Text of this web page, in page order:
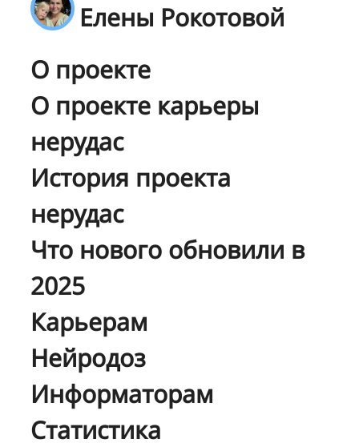
Елены Рокотовой
О проекте
О проекте карьеры
нерудас
История проекта
нерудас
Что нового обновили в
2025
Карьерам
Нейродоз
Информаторам
Статистика